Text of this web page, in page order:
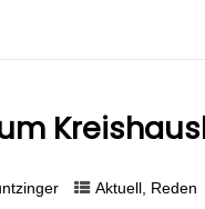
Aktuell Reden